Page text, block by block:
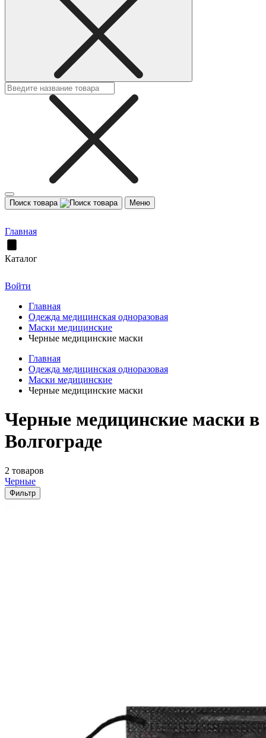
Поиск товара Меню
Главная
Каталог
Войти
Главная
Одежда медицинская одноразовая
Маски медицинские
Черные медицинские маски
Главная
Одежда медицинская одноразовая
Маски медицинские
Черные медицинские маски
Черные медицинские маски в
Волгограде
2 товаров
Черные
Фильтр